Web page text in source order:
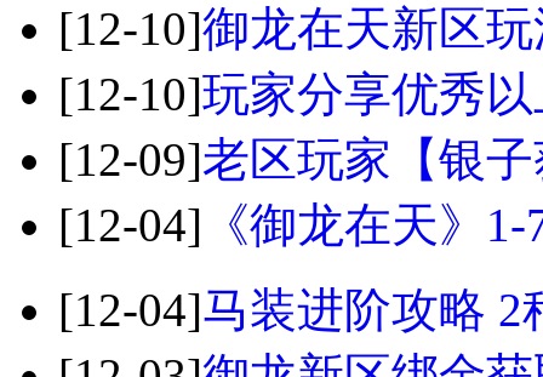
[12-10]御龙在天新区
[12-10]玩家分享优秀
[12-09]老区玩家【银
[12-04] 《御龙在天》
[12-04]马装进阶攻略 2